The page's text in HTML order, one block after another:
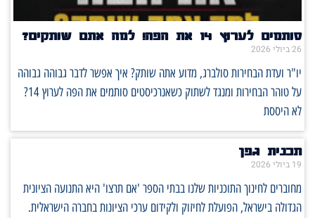
סותמים לערוץ 14 את הפה! למה אתם שותקים?
26 ביולי 2026
יו"ר ועדת הבחירות סולברג, מדוע אתה שותק? איך אפשר לדבר גבוהה גבוהה
על טוהר הבחירות ומנגד לשתוק כשאנרכיסטים סותמים את הפה לערוץ 14?
לא היססת
תכנית גפן
19 ביולי 2026
מחוברים לחינוך התוכניות שלנו בבתי הספר 'אם תרצו' היא התנועה הציונית
הגדולה בישראל, הפועלת לחיזוק ולקידום ערכי הציונות בחברה הישראלית.